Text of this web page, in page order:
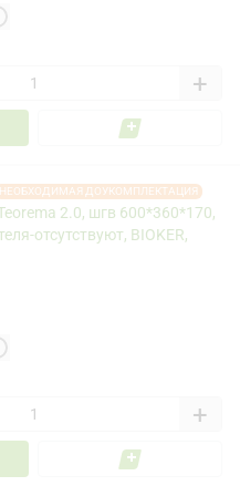
+
НЕОБХОДИМАЯ ДОУКОМПЛЕКТАЦИЯ
2.0, шгв 600*360*170,
отсутствуют, BIOKER,
+